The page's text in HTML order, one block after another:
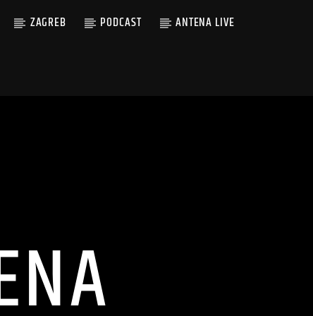
ZAGREB PODCAST ANTENA LIVE